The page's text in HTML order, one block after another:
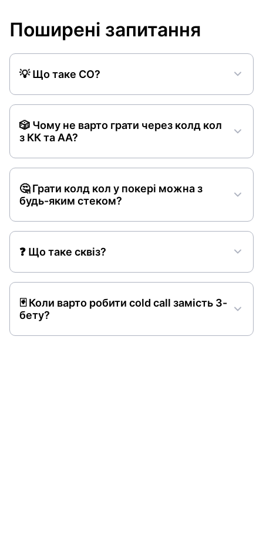
Поширені запитання
💡 Що таке CO?
🎲 Чому не варто грати через колд кол
з КК та АА?
🤔 Грати колд кол у покері можна з
будь-яким стеком?
❓ Що таке сквіз?
🃏 Коли варто робити cold call замість 3-
бету?